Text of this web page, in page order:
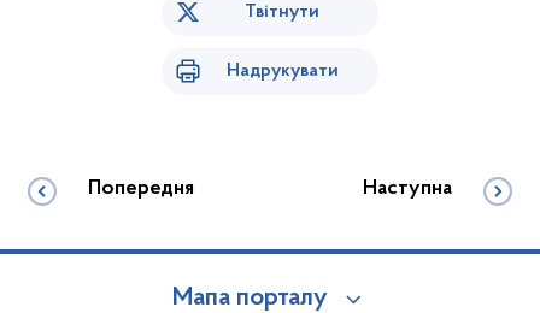
Твітнути
Надрукувати
Попередня Наступна
Мапа порталу